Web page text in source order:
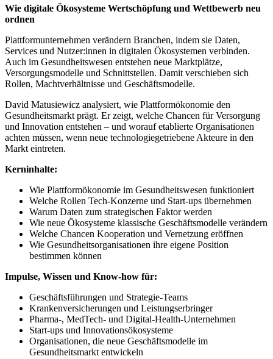
Wie digitale Ökosysteme Wertschöpfung und Wettbewerb neu
ordnen
Plattformunternehmen verändern Branchen, indem sie Daten,
Services und Nutzer:innen in digitalen Ökosystemen verbinden.
Auch im Gesundheitswesen entstehen neue Marktplätze,
Versorgungsmodelle und Schnittstellen. Damit verschieben sich
Rollen, Machtverhältnisse und Geschäftsmodelle.
David Matusiewicz analysiert, wie Plattformökonomie den
Gesundheitsmarkt prägt. Er zeigt, welche Chancen für Versorgung
und Innovation entstehen – und worauf etablierte Organisationen
achten müssen, wenn neue technologiegetriebene Akteure in den
Markt eintreten.
Kerninhalte:
Wie Plattformökonomie im Gesundheitswesen funktioniert
Welche Rollen Tech-Konzerne und Start-ups übernehmen
Warum Daten zum strategischen Faktor werden
Wie neue Ökosysteme klassische Geschäftsmodelle verändern
Welche Chancen Kooperation und Vernetzung eröffnen
Wie Gesundheitsorganisationen ihre eigene Position
bestimmen können
Impulse, Wissen und Know-how für:
Geschäftsführungen und Strategie-Teams
Krankenversicherungen und Leistungserbringer
Pharma-, MedTech- und Digital-Health-Unternehmen
Start-ups und Innovationsökosysteme
Organisationen, die neue Geschäftsmodelle im
Gesundheitsmarkt entwickeln